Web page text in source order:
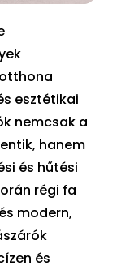
esztétikai
nemcsak a
hanem
és hűtési
régi fa
modern,
és